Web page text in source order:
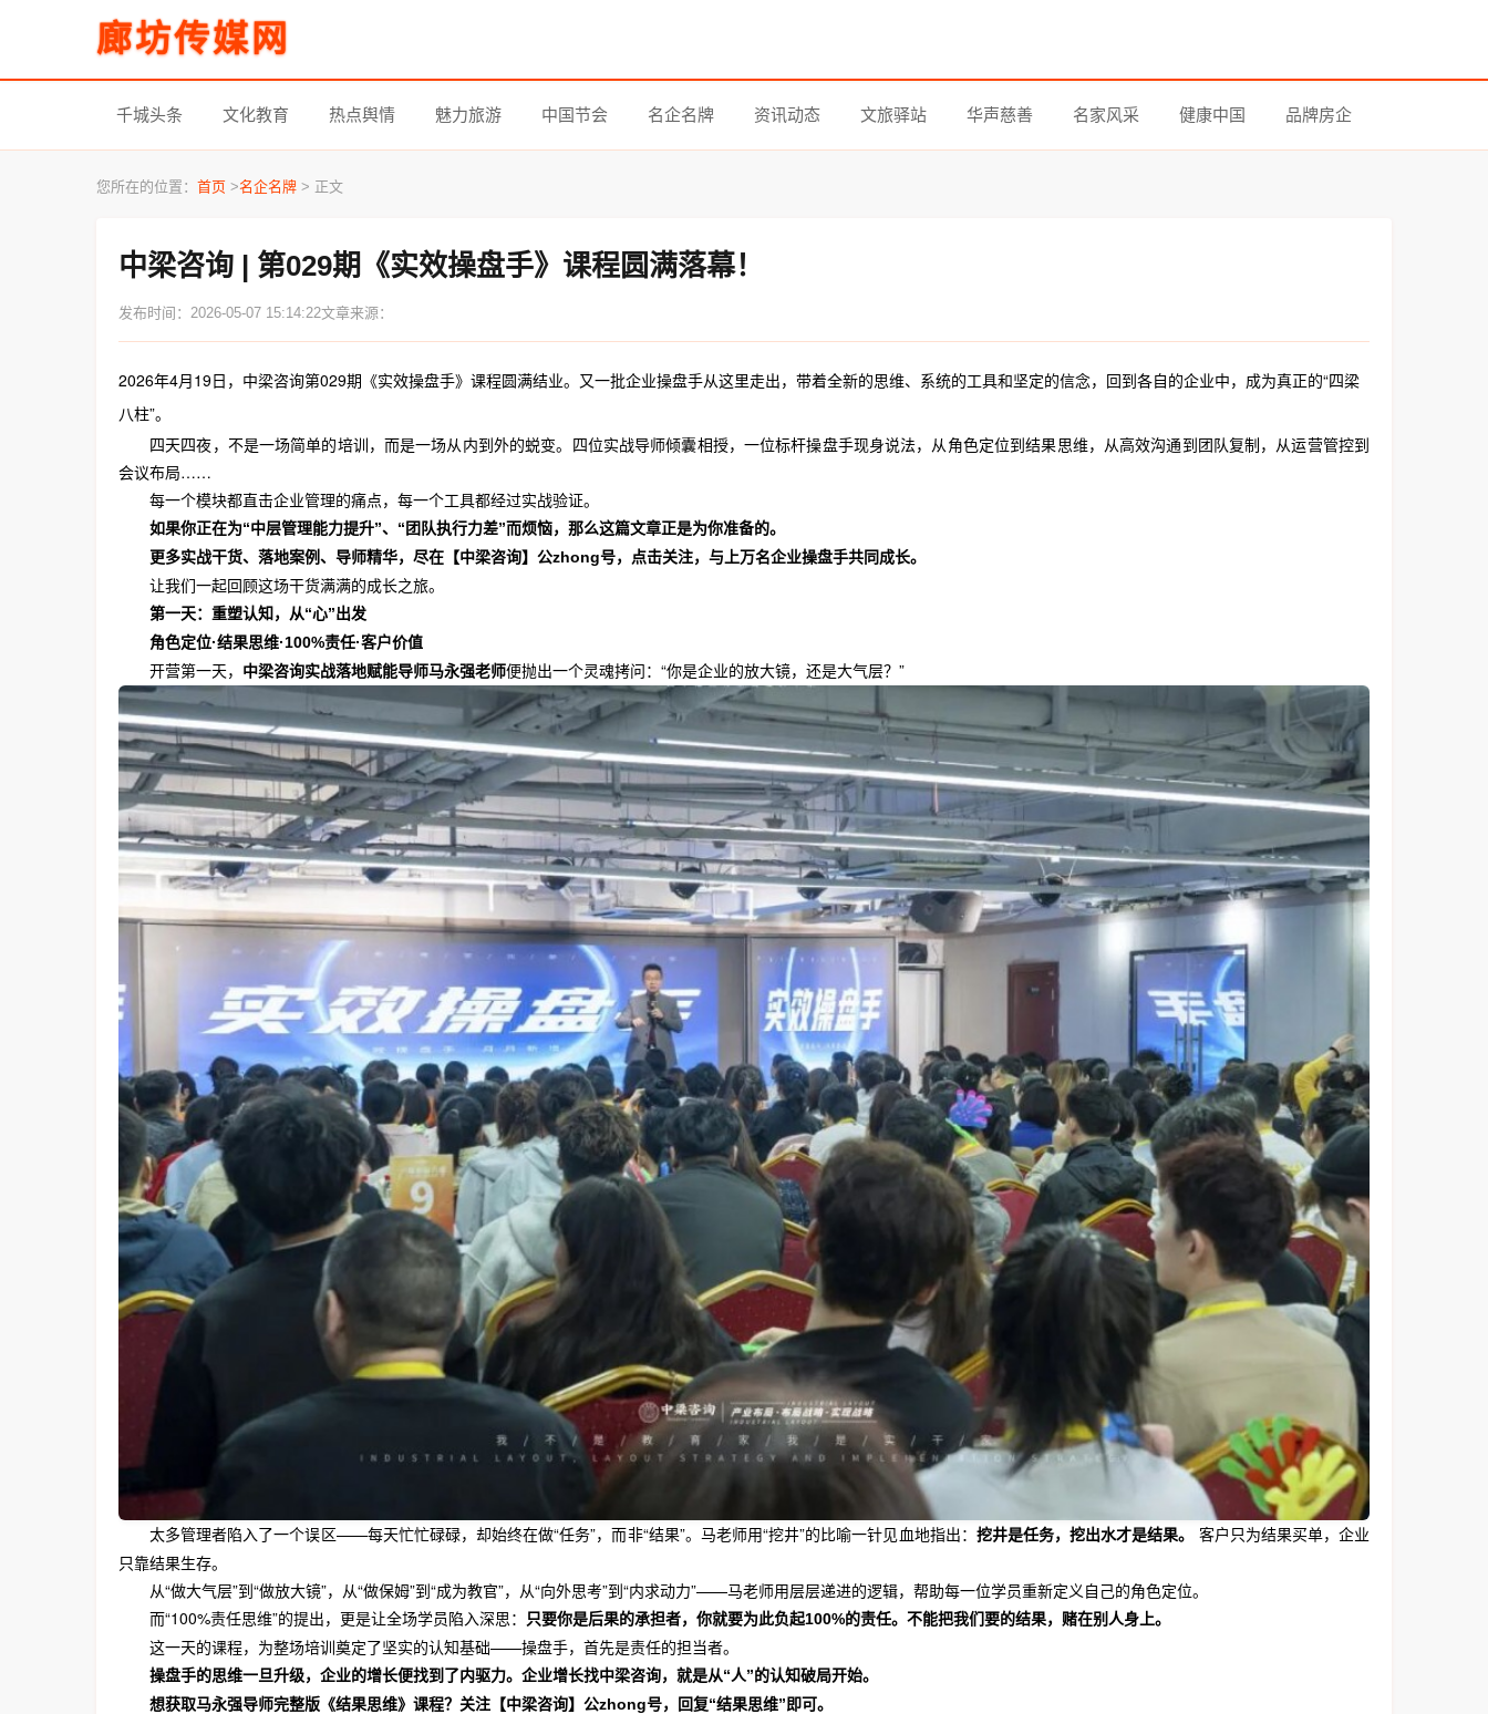
廊坊传媒网
千城头条 文化教育 热点舆情 魅力旅游 中国节会 名企名牌 资讯动态 文旅驿站 华声慈善 名家风采 健康中国 品牌房企
您所在的位置： 首页 >名企名牌 > 正文
中梁咨询 | 第029期《实效操盘手》课程圆满落幕！
发布时间：2026-05-07 15:14:22文章来源：
2026年4月19日，中梁咨询第029期《实效操盘手》课程圆满结业。又一批企业操盘手从这里走出，带着全新的思维、系统的工具和坚定的信念，回到各自的企业中，成为真正的“四梁
八柱”。
四天四夜，不是一场简单的培训，而是一场从内到外的蜕变。四位实战导师倾囊相授，一位标杆操盘手现身说法，从角色定位到结果思维，从高效沟通到团队复制，从运营管控到
会议布局……
每一个模块都直击企业管理的痛点，每一个工具都经过实战验证。
如果你正在为“中层管理能力提升”、“团队执行力差”而烦恼，那么这篇文章正是为你准备的。
更多实战干货、落地案例、导师精华，尽在【中梁咨询】 公zhong号，点击关注，与上万名企业操盘手共同成长。
让我们一起回顾这场干货满满的成长之旅。
第一天：重塑认知，从“心”出发
角色定位·结果思维·100%责任·客户价值
开营第一天， 中梁咨询实战落地赋能导师马永强老师便抛出一个灵魂拷问：“你是企业的放大镜，还是大气层？”
太多管理者陷入了一个误区——每天忙忙碌碌，却始终在做“任务”，而非“结果”。马老师用“挖井”的比喻一针见血地指出： 挖井是任务，挖出水才是结果。
客户只为结果买单，企业
只靠结果生存。
从“做大气层”到“做放大镜”，从“做保姆”到“成为教官”，从“向外思考”到“内求动力”——马老师用层层递进的逻辑，帮助每一位学员重新定义自己的角色定位。
而“100%责任思维”的提出，更是让全场学员陷入深思：
只要你是后果的承担者，你就要为此负起100%的责任。不能把我们要的结果，赌在别人身上。
这一天的课程，为整场培训奠定了坚实的认知基础——操盘手，首先是责任的担当者。
操盘手的思维一旦升级，企业的增长便找到了内驱力。企业增长找中梁咨询，就是从“人”的认知破局开始。
想获取马永强导师完整版《结果思维》课程？关注【中梁咨询】 公zhong号，回复“结果思维”即可。